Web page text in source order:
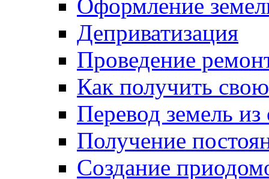
Оформление
Деприватизация
Проведение
Как получить
Перевод земель
Получение
Создание